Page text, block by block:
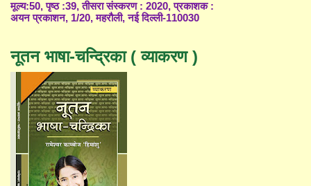
मूल्य:50, पृष्ठ :39, तीसरा संस्करण : 2020, प्रकाशक :
अयन प्रकाशन, 1/20, महरौली, नई दिल्ली-110030
नूतन भाषा-चन्द्रिका ( व्याकरण )